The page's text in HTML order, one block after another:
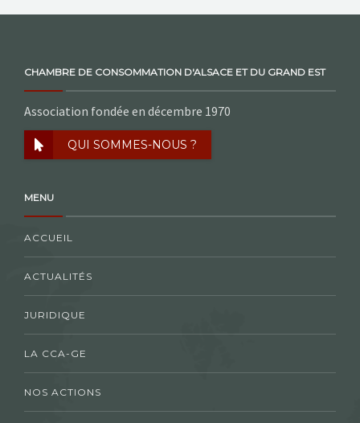
CHAMBRE DE CONSOMMATION D'ALSACE ET DU GRAND EST
Association fondée en décembre 1970
QUI SOMMES-NOUS ?
MENU
ACCUEIL
ACTUALITÉS
JURIDIQUE
LA CCA-GE
NOS ACTIONS